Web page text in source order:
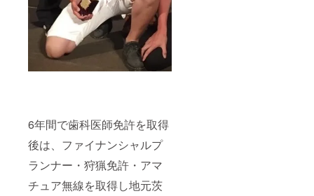
6年間で歯科医師免許を取得
後は、ファイナンシャルプ
ランナー・狩猟免許・アマ
チュア無線を取得し地元茨